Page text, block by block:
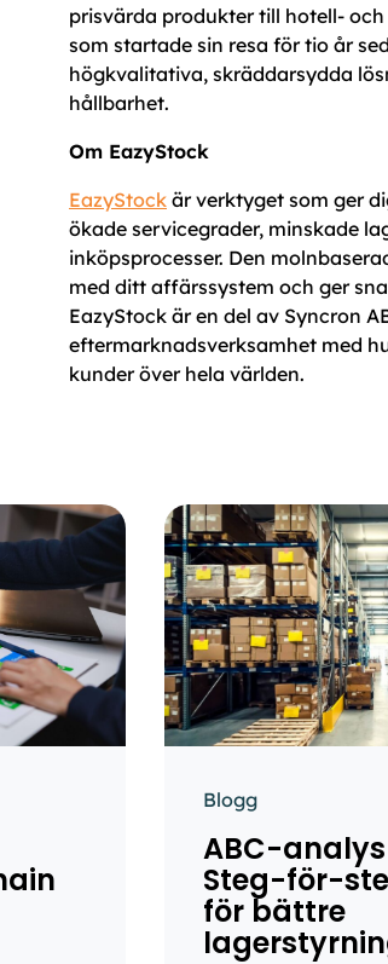
prisvärda produkter till hotell-
som startade sin resa för tio år
högkvalitativa, skräddarsydda
hållbarhet.
Om EazyStock
EazyStock är verktyget som ger
ökade servicegrader, minskade
inköpsprocesser. Den
med ditt affärssystem och ger
EazyStock är en del av Syncron
eftermarknadsverksamhet med
kunder över hela världen.
Blogg
ABC-
Steg-för-
för bättre